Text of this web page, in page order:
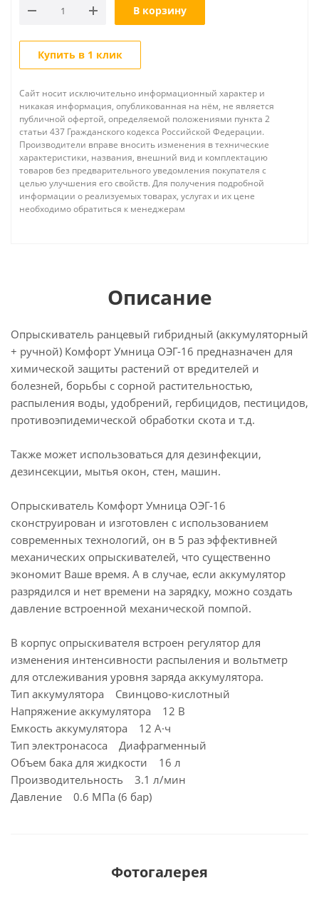
В корзину
Купить в 1 клик
Сайт носит исключительно информационный характер и
никакая информация, опубликованная на нём, не является
публичной офертой, определяемой положениями пункта 2
статьи 437 Гражданского кодекса Российской Федерации.
Производители вправе вносить изменения в технические
характеристики, названия, внешний вид и комплектацию
товаров без предварительного уведомления покупателя с
целью улучшения его свойств. Для получения подробной
информации о реализуемых товарах, услугах и их цене
необходимо обратиться к менеджерам
Описание
Опрыскиватель ранцевый гибридный (аккумуляторный
+ ручной) Комфорт Умница ОЭГ-16 предназначен для
химической защиты растений от вредителей и
болезней, борьбы с сорной растительностью,
распыления воды, удобрений, гербицидов, пестицидов,
противоэпидемической обработки скота и т.д.
Также может использоваться для дезинфекции,
дезинсекции, мытья окон, стен, машин.
Опрыскиватель Комфорт Умница ОЭГ-16
сконструирован и изготовлен с использованием
современных технологий, он в 5 раз эффективней
механических опрыскивателей, что существенно
экономит Ваше время. А в случае, если аккумулятор
разрядился и нет времени на зарядку, можно создать
давление встроенной механической помпой.
В корпус опрыскивателя встроен регулятор для
изменения интенсивности распыления и вольтметр
для отслеживания уровня заряда аккумулятора.
Тип аккумулятора Свинцово-кислотный
Напряжение аккумулятора 12 В
Емкость аккумулятора 12 А·ч
Тип электронасоса Диафрагменный
Объем бака для жидкости 16 л
Производительность 3.1 л/мин
Давление 0.6 МПа (6 бар)
Фотогалерея